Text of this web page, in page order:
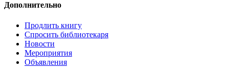
Дополнительно
Продлить книгу
Спросить библиотекаря
Новости
Мероприятия
Объявления